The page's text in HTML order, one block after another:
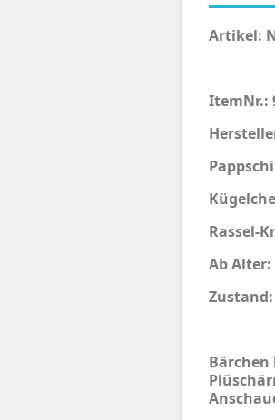
Artikel:
ItemNr.:
Rassel-
Ab Alter: